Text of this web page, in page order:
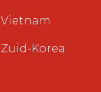
Vietnam
Zuid-Korea